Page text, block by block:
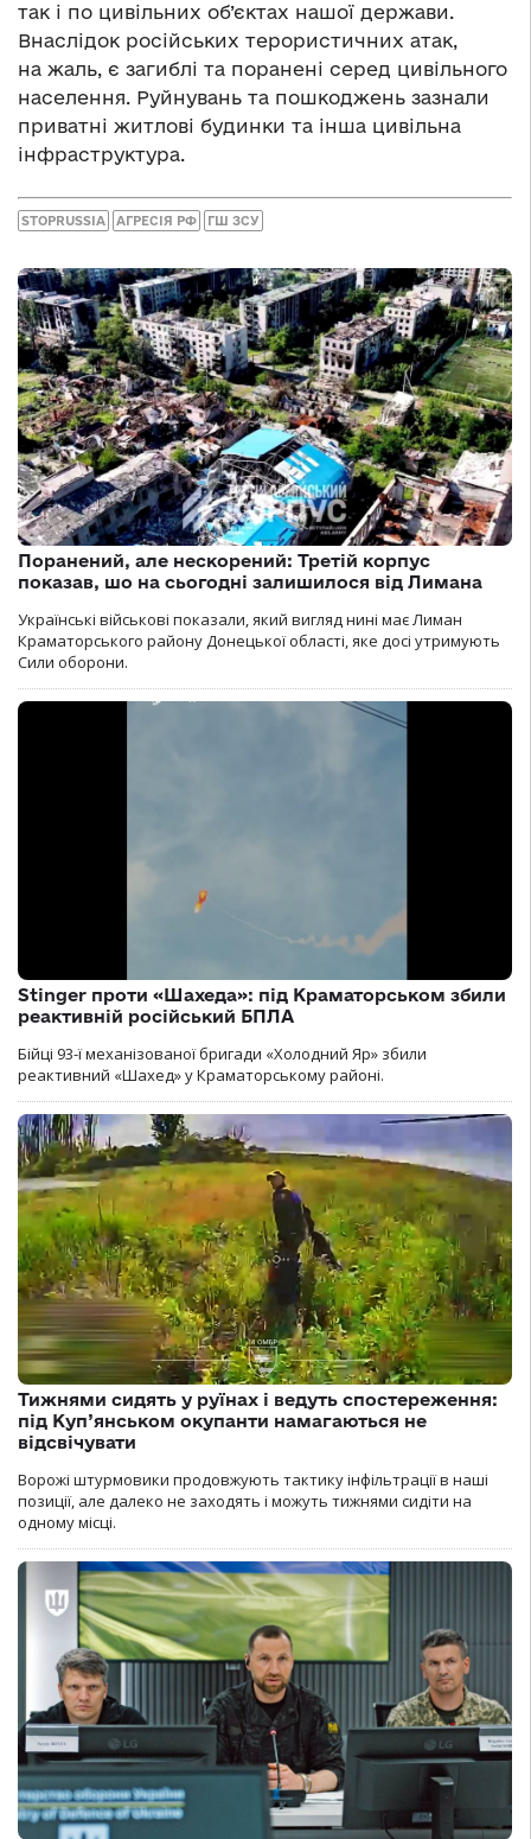
так і по цивільних об’єктах нашої держави.
Внаслідок російських терористичних атак,
на жаль, є загиблі та поранені серед цивільного
населення. Руйнувань та пошкоджень зазнали
приватні житлові будинки та інша цивільна
інфраструктура.
STOPRUSSIA АГРЕСІЯ РФ ГШ ЗСУ
Поранений, але нескорений: Третій корпус
показав, шо на сьогодні залишилося від Лимана
Українські військові показали, який вигляд нині має Лиман
Краматорського району Донецької області, яке досі утримують
Сили оборони.
Stinger проти «Шахеда»: під Краматорськом збили
реактивній російський БПЛА
Бійці 93-ї механізованої бригади «Холодний Яр» збили
реактивний «Шахед» у Краматорському районі.
Тижнями сидять у руїнах і ведуть спостереження:
під Куп’янськом окупанти намагаються не
відсвічувати
Ворожі штурмовики продовжують тактику інфільтрації в наші
позиції, але далеко не заходять і можуть тижнями сидіти на
одному місці.